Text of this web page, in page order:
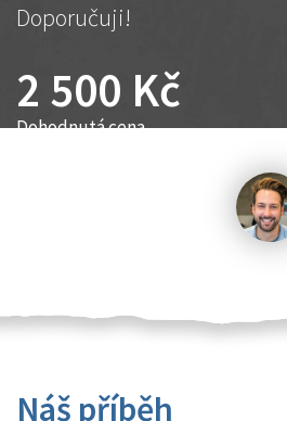
Doporučuji!
2 500 Kč
Dohodnutá cena
Náš příběh